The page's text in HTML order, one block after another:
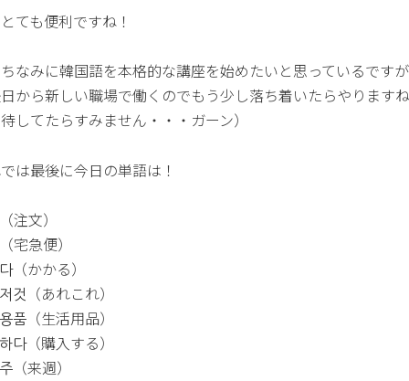
ても便利ですね！
なみに韓国語を本格的な講座を始めたいと思っているですが
から新しい職場で働くのでもう少し落ち着いたらやりますね
してたらすみません・・・ガーン）
は最後に今日の単語は！
注文）
宅急便）
（かかる）
것（あれこれ）
품（生活用品）
다（購入する）
（来週）